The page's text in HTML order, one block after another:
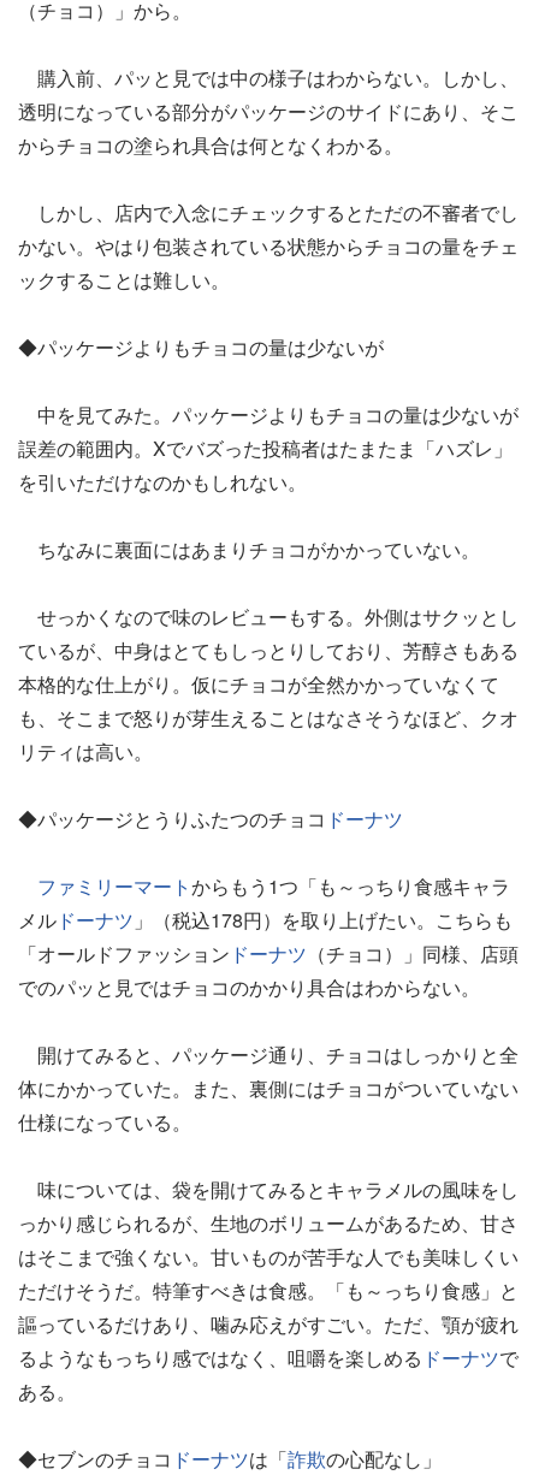
（チョコ）」から。
購入前、パッと見では中の様子はわからない。しかし、
透明になっている部分がパッケージのサイドにあり、そこ
からチョコの塗られ具合は何となくわかる。
しかし、店内で入念にチェックするとただの不審者でし
かない。やはり包装されている状態からチョコの量をチェ
ックすることは難しい。
◆パッケージよりもチョコの量は少ないが
中を見てみた。パッケージよりもチョコの量は少ないが
誤差の範囲内。Xでバズった投稿者はたまたま「ハズレ」
を引いただけなのかもしれない。
ちなみに裏面にはあまりチョコがかかっていない。
せっかくなので味のレビューもする。外側はサクッとし
ているが、中身はとてもしっとりしており、芳醇さもある
本格的な仕上がり。仮にチョコが全然かかっていなくて
も、そこまで怒りが芽生えることはなさそうなほど、クオ
リティは高い。
◆パッケージとうりふたつのチョコ ドーナツ
ファミリーマートからもう1つ「も～っちり食感キャラ
メル ドーナツ 」（税込178円）を取り上げたい。こちらも
「オールドファッション ドーナツ （チョコ）」同様、店頭
でのパッと見ではチョコのかかり具合はわからない。
開けてみると、パッケージ通り、チョコはしっかりと全
体にかかっていた。また、裏側にはチョコがついていない
仕様になっている。
味については、袋を開けてみるとキャラメルの風味をし
っかり感じられるが、生地のボリュームがあるため、甘さ
はそこまで強くない。甘いものが苦手な人でも美味しくい
ただけそうだ。特筆すべきは食感。「も～っちり食感」と
謳っているだけあり、噛み応えがすごい。ただ、顎が疲れ
るようなもっちり感ではなく、咀嚼を楽しめる ドーナツで
ある。
◆セブンのチョコ ドーナツは「詐欺の心配なし」